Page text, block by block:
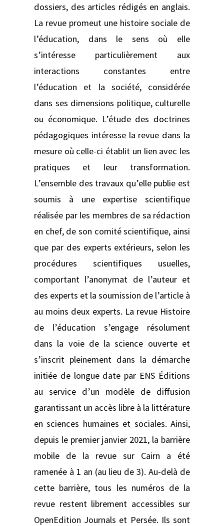
dossiers, des articles rédigés en anglais.
La revue promeut une histoire sociale de
l’éducation, dans le sens où elle
s’intéresse particulièrement aux
interactions constantes entre
l’éducation et la société, considérée
dans ses dimensions politique, culturelle
ou économique. L’étude des doctrines
pédagogiques intéresse la revue dans la
mesure où celle-ci établit un lien avec les
pratiques et leur transformation.
L’ensemble des travaux qu’elle publie est
soumis à une expertise scientifique
réalisée par les membres de sa rédaction
en chef, de son comité scientifique, ainsi
que par des experts extérieurs, selon les
procédures scientifiques usuelles,
comportant l’anonymat de l’auteur et
des experts et la soumission de l’article à
au moins deux experts. La revue Histoire
de l’éducation s’engage résolument
dans la voie de la science ouverte et
s’inscrit pleinement dans la démarche
initiée de longue date par ENS Éditions
au service d’un modèle de diffusion
garantissant un accès libre à la littérature
en sciences humaines et sociales. Ainsi,
depuis le premier janvier 2021, la barrière
mobile de la revue sur Cairn a été
ramenée à 1 an (au lieu de 3). Au-delà de
cette barrière, tous les numéros de la
revue restent librement accessibles sur
OpenEdition Journals et Persée. Ils sont